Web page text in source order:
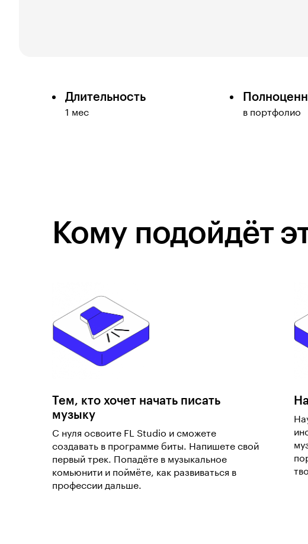
Длительность
1 мес в портфолио
Кому подойдёт
Тем, кто хочет начать писать
музыку
С нуля освоите FL Studio и сможете
создавать в программе биты. Напишете свой
первый трек. Попадёте в музыкальное
комьюнити и поймёте, как развиваться в
профессии дальше.